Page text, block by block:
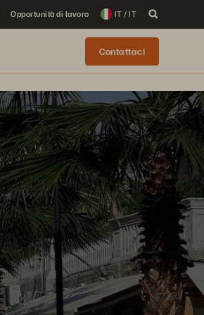
Opportunità di lavoro IT / IT
Contattaci